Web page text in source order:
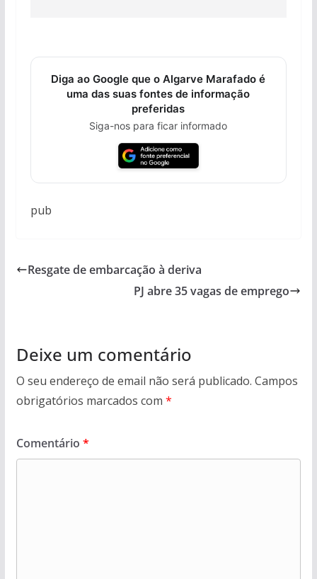
Diga ao Google que o Algarve Marafado é
uma das suas fontes de informação
preferidas
Siga-nos para ficar informado
pub
Resgate de embarcação à deriva
PJ abre 35 vagas de emprego
Deixe um comentário
O seu endereço de email não será publicado. Campos
obrigatórios marcados com *
Comentário *